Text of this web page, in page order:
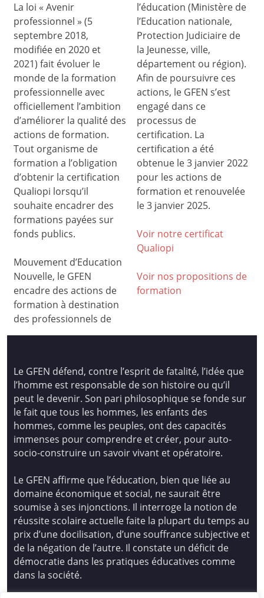
La loi « Avenir
professionnel » (5
septembre 2018,
modifiée en 2020 et
2021) fait évoluer le
monde de la formation
professionnelle avec
officiellement l’ambition
d’améliorer la qualité des
actions de formation.
Tout organisme de
formation a l’obligation
d’obtenir la certification
Qualiopi lorsqu’il
souhaite encadrer des
formations payées sur
fonds publics.
Mouvement d’Education
Nouvelle, le GFEN
encadre des actions de
formation à destination
des professionnels de
l’éducation (Ministère de
l’Education nationale,
Protection Judiciaire de
la Jeunesse, ville,
département ou région).
Afin de poursuivre ces
actions, le GFEN s’est
engagé dans ce
processus de
certification. La
certification a été
obtenue le 3 janvier 2022
pour les actions de
formation et renouvelée
le 3 janvier 2025.
Voir notre certificat
Qualiopi
Voir nos propositions de
formation
Le GFEN défend, contre l’esprit de fatalité, l’idée que
l’homme est responsable de son histoire ou qu’il
peut le devenir. Son pari philosophique se fonde sur
le fait que tous les hommes, les enfants des
hommes, comme les peuples, ont des capacités
immenses pour comprendre et créer, pour auto-
socio-construire un savoir vivant et opératoire.
Le GFEN affirme que l’éducation, bien que liée au
domaine économique et social, ne saurait être
soumise à ses injonctions. Il interroge la notion de
réussite scolaire actuelle faite la plupart du temps au
prix d’une docilisation, d’une souffrance subjective et
de la négation de l’autre. Il constate un déficit de
démocratie dans les pratiques éducatives comme
dans la société.